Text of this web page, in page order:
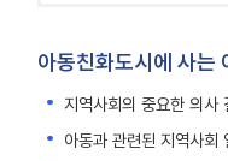
아동친화도시에 사는
지역사회의 중요한 의사
아동과 관련된 지역사회